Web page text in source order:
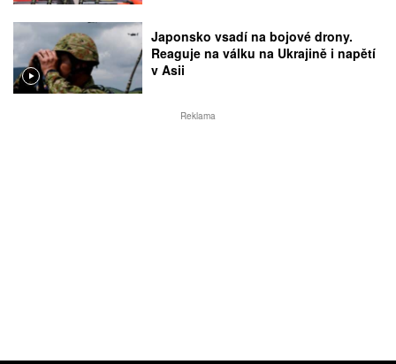
Japonsko vsadí na bojové drony.
Reaguje na válku na Ukrajině i napětí
v Asii
Reklama